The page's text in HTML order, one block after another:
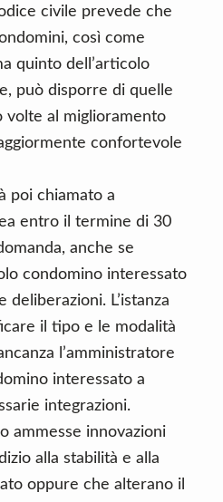
civile prevede che
così come
quinto dell’articolo
può disporre di quelle
volte al miglioramento
confortevole
poi chiamato a
entro il termine di 30
anche se
condomino interessato
deliberazioni. L’istanza
il tipo e le modalità
l’amministratore
interessato a
integrazioni.
ammesse innovazioni
alla stabilità e alla
oppure che alterano il